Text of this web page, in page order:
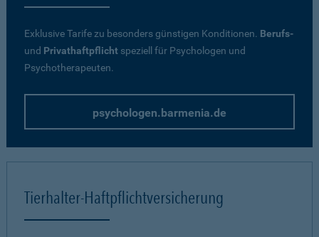
Exklusive Tarife zu besonders günstigen Konditionen. Berufs-
und Privathaftpflicht speziell für Psychologen und
Psychotherapeuten.
psychologen.barmenia.de
Tierhalter-Haftpflichtversicherung